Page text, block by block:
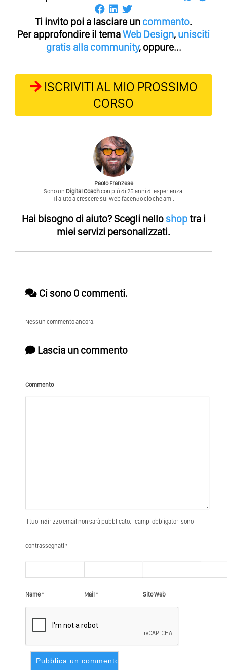
Ti invito poi a lasciare un commento.
Per approfondire il temaWeb Design, unisciti
gratis alla community, oppure...
ISCRIVITI AL MIO PROSSIMO
CORSO
Paolo Franzese
Sono un Digital Coachcon piú di 25 anni di esperienza.
Ti aiuto a crescere sul Web facendo ció che ami.
Hai bisogno di aiuto?Scegli nello shoptra i
miei servizi personalizzati.
Ci sono 0 commenti.
Nessun commento ancora.
Lascia un commento
Commento
Il tuo indirizzo email non sarà pubblicato. I campi obbligatori sono
contrassegnati *
Name* Mail* Sito Web